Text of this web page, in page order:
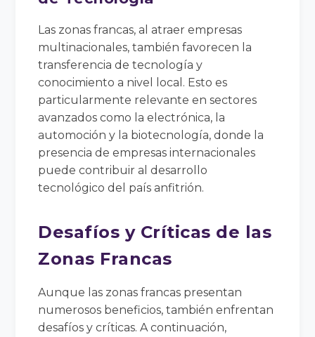
Las zonas francas, al atraer empresas
multinacionales, también favorecen la
transferencia de tecnología y
conocimiento a nivel local. Esto es
particularmente relevante en sectores
avanzados como la electrónica, la
automoción y la biotecnología, donde la
presencia de empresas internacionales
puede contribuir al desarrollo
tecnológico del país anfitrión.
Desafíos y Críticas de las
Zonas Francas
Aunque las zonas francas presentan
numerosos beneficios, también enfrentan
desafíos y críticas. A continuación,